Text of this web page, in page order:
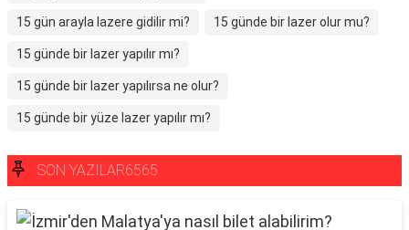
15 gün arayla lazere gidilir mi? 15 günde bir lazer olur mu?
15 günde bir lazer yapılır mı?
15 günde bir lazer yapılırsa ne olur?
15 günde bir yüze lazer yapılır mı?
SON YAZILAR6565